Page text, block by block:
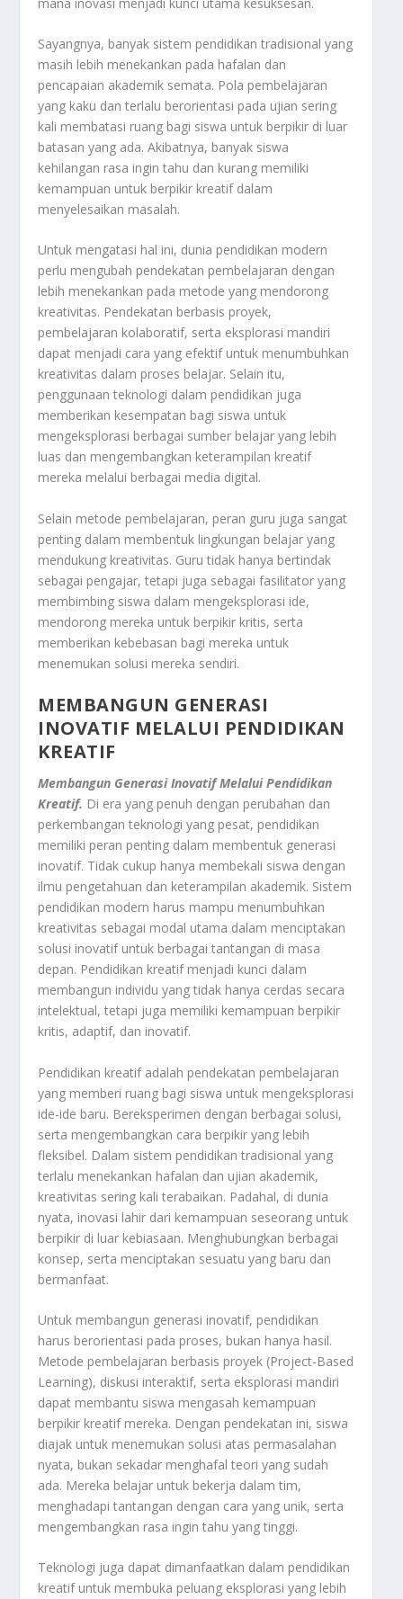
Sayangnya, banyak sistem pendidikan tradisional yang
masih lebih menekankan pada hafalan dan
pencapaian akademik semata. Pola pembelajaran
yang kaku dan terlalu berorientasi pada ujian sering
kali membatasi ruang bagi siswa untuk berpikir di luar
batasan yang ada. Akibatnya, banyak siswa
kehilangan rasa ingin tahu dan kurang memiliki
kemampuan untuk berpikir kreatif dalam
menyelesaikan masalah.
Untuk mengatasi hal ini, dunia pendidikan modern
perlu mengubah pendekatan pembelajaran dengan
lebih menekankan pada metode yang mendorong
kreativitas. Pendekatan berbasis proyek,
pembelajaran kolaboratif, serta eksplorasi mandiri
dapat menjadi cara yang efektif untuk menumbuhkan
kreativitas dalam proses belajar. Selain itu,
penggunaan teknologi dalam pendidikan juga
memberikan kesempatan bagi siswa untuk
mengeksplorasi berbagai sumber belajar yang lebih
luas dan mengembangkan keterampilan kreatif
mereka melalui berbagai media digital.
Selain metode pembelajaran, peran guru juga sangat
penting dalam membentuk lingkungan belajar yang
mendukung kreativitas. Guru tidak hanya bertindak
sebagai pengajar, tetapi juga sebagai fasilitator yang
membimbing siswa dalam mengeksplorasi ide,
mendorong mereka untuk berpikir kritis, serta
memberikan kebebasan bagi mereka untuk
menemukan solusi mereka sendiri.
MEMBANGUN GENERASI
INOVATIF MELALUI PENDIDIKAN
KREATIF
Membangun Generasi Inovatif Melalui Pendidikan
Kreatif. Di era yang penuh dengan perubahan dan
perkembangan teknologi yang pesat, pendidikan
memiliki peran penting dalam membentuk generasi
inovatif. Tidak cukup hanya membekali siswa dengan
ilmu pengetahuan dan keterampilan akademik. Sistem
pendidikan modern harus mampu menumbuhkan
kreativitas sebagai modal utama dalam menciptakan
solusi inovatif untuk berbagai tantangan di masa
depan. Pendidikan kreatif menjadi kunci dalam
membangun individu yang tidak hanya cerdas secara
intelektual, tetapi juga memiliki kemampuan berpikir
kritis, adaptif, dan inovatif.
Pendidikan kreatif adalah pendekatan pembelajaran
yang memberi ruang bagi siswa untuk mengeksplorasi
ide-ide baru. Bereksperimen dengan berbagai solusi,
serta mengembangkan cara berpikir yang lebih
fleksibel. Dalam sistem pendidikan tradisional yang
terlalu menekankan hafalan dan ujian akademik,
kreativitas sering kali terabaikan. Padahal, di dunia
nyata, inovasi lahir dari kemampuan seseorang untuk
berpikir di luar kebiasaan. Menghubungkan berbagai
konsep, serta menciptakan sesuatu yang baru dan
bermanfaat.
Untuk membangun generasi inovatif, pendidikan
harus berorientasi pada proses, bukan hanya hasil.
Metode pembelajaran berbasis proyek (Project-Based
Learning), diskusi interaktif, serta eksplorasi mandiri
dapat membantu siswa mengasah kemampuan
berpikir kreatif mereka. Dengan pendekatan ini, siswa
diajak untuk menemukan solusi atas permasalahan
nyata, bukan sekadar menghafal teori yang sudah
ada. Mereka belajar untuk bekerja dalam tim,
menghadapi tantangan dengan cara yang unik, serta
mengembangkan rasa ingin tahu yang tinggi.
Teknologi juga dapat dimanfaatkan dalam pendidikan
kreatif untuk membuka peluang eksplorasi yang lebih